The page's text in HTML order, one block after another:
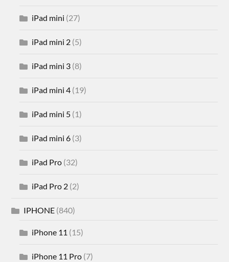
iPad mini (27)
iPad mini 2 (5)
iPad mini 3 (8)
iPad mini 4 (19)
iPad mini 5 (1)
iPad mini 6 (3)
iPad Pro (32)
iPad Pro 2 (2)
IPHONE (840)
iPhone 11 (15)
iPhone 11 Pro (7)